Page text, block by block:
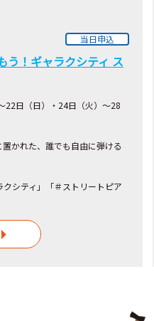
当日申込
う！ギャラクシティ ス
22日（日）・24日（火）～28
かれた、誰でも自由に弾ける
シティ」「＃ストリートピア